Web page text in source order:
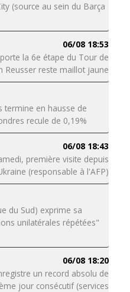
(source au sein du Barça
06/08 18:53
la 6e étape du Tour de
Reusser reste maillot jaune
termine en hausse de
recule de 0,19%
06/08 18:43
première visite depuis
(responsable à l'AFP)
du Sud) exprime sa
unilatérales répétées"
06/08 18:20
un record absolu de
jour consécutif (services